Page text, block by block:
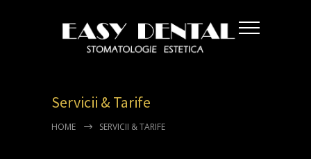
Servicii & Tarife
HOME SERVICII & TARIFE